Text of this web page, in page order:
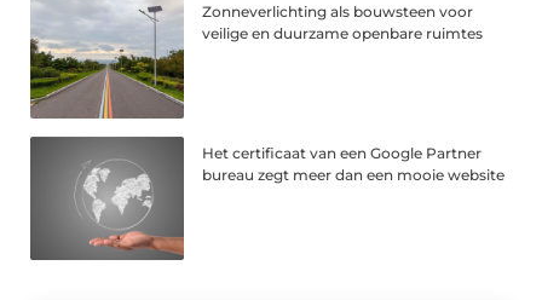
Zonneverlichting als bouwsteen voor
veilige en duurzame openbare ruimtes
Het certificaat van een Google Partner
bureau zegt meer dan een mooie website